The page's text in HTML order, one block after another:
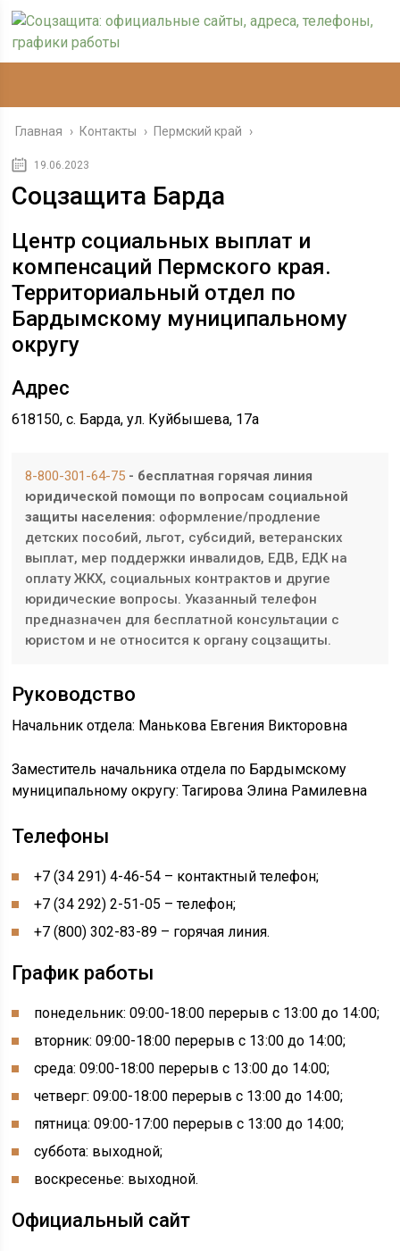
Главная › Контакты › Пермский край ›
19.06.2023
Соцзащита Барда
Центр социальных выплат и
компенсаций Пермского края.
Территориальный отдел по
Бардымскому муниципальному
округу
Адрес
618150, с. Барда, ул. Куйбышева, 17а
8-800-301-64-75 - бесплатная горячая линия
юридической помощи по вопросам социальной
защиты населения: оформление/продление
детских пособий, льгот, субсидий, ветеранских
выплат, мер поддержки инвалидов, ЕДВ, ЕДК на
оплату ЖКХ, социальных контрактов и другие
юридические вопросы. Указанный телефон
предназначен для бесплатной консультации с
юристом и не относится к органу соцзащиты.
Руководство
Начальник отдела: Манькова Евгения Викторовна
Заместитель начальника отдела по Бардымскому
муниципальному округу: Тагирова Элина Рамилевна
Телефоны
+7 (34 291) 4-46-54 – контактный телефон;
+7 (34 292) 2-51-05 – телефон;
+7 (800) 302-83-89 – горячая линия.
График работы
понедельник: 09:00-18:00 перерыв с 13:00 до 14:00;
вторник: 09:00-18:00 перерыв с 13:00 до 14:00;
среда: 09:00-18:00 перерыв с 13:00 до 14:00;
четверг: 09:00-18:00 перерыв с 13:00 до 14:00;
пятница: 09:00-17:00 перерыв с 13:00 до 14:00;
суббота: выходной;
воскресенье: выходной.
Официальный сайт